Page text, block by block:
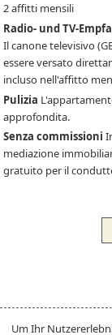
2 affitti mensili
Radio- und TV-
Il canone televisivo
essere versato
incluso nell'affitto
Pulizia
approfondita.
Senza commissioni
mediazione
gratuito per il
Um Ihr